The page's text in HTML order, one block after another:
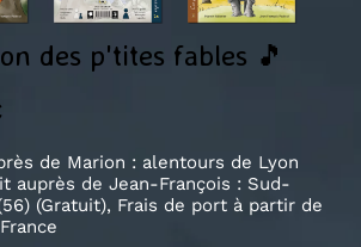
des p'tites fables 🎵
de Marion : alentours de Lyon
auprès de Jean-François : Sud-
(Gratuit), Frais de port à partir de